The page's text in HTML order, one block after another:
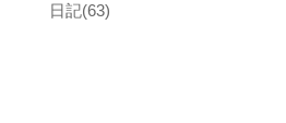
日記(63)